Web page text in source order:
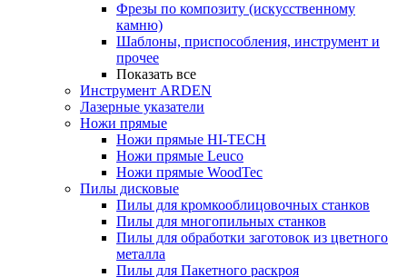
Фрезы по композиту (искусственному
камню)
Шаблоны, приспособления, инструмент и
прочее
Показать все
Инструмент ARDEN
Лазерные указатели
Ножи прямые
Ножи прямые HI-TECH
Ножи прямые Leuco
Ножи прямые WoodTec
Пилы дисковые
Пилы для кромкооблицовочных станков
Пилы для многопильных станков
Пилы для обработки заготовок из цветного
металла
Пилы для Пакетного раскроя